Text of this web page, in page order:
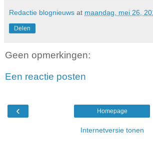
Redactie blognieuws at maandag, mei 26,
Delen
Geen opmerkingen:
Een reactie posten
‹ Homepage
Internetversie tonen